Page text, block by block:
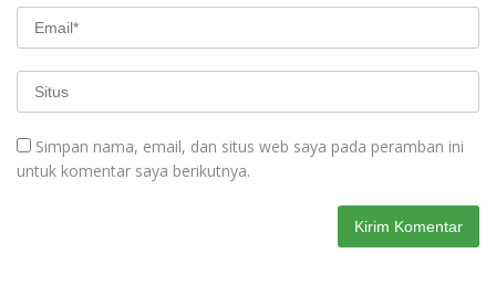
Simpan nama, email, dan situs web saya pada peramban ini
untuk komentar saya berikutnya.